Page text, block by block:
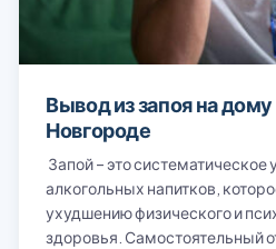
Вывод из запоя на
Новгороде
Запой – это систематическое
алкогольных напитков,
ухудшению физического и
здоровья. Самостоятельный